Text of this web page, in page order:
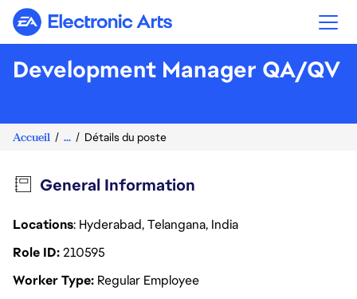
Electronic Arts
Development Manager QA/QV
Accueil ... Détails du poste
General Information
Locations: Hyderabad, Telangana, India
Role ID210595
Worker Type Regular Employee